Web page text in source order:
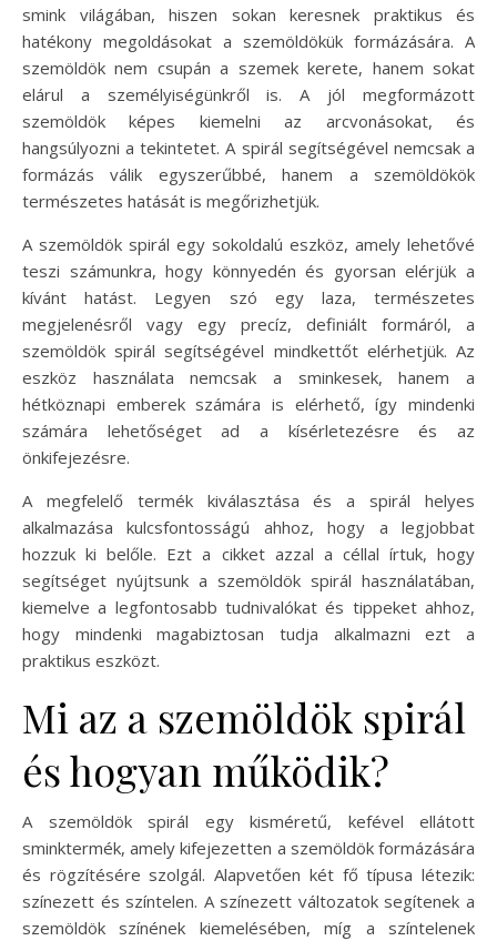
smink világában, hiszen sokan keresnek praktikus és
hatékony megoldásokat a szemöldökük formázására. A
szemöldök nem csupán a szemek kerete, hanem sokat
elárul a személyiségünkről is. A jól megformázott
szemöldök képes kiemelni az arcvonásokat, és
hangsúlyozni a tekintetet. A spirál segítségével nemcsak a
formázás válik egyszerűbbé, hanem a szemöldökök
természetes hatását is megőrizhetjük.
A szemöldök spirál egy sokoldalú eszköz, amely lehetővé
teszi számunkra, hogy könnyedén és gyorsan elérjük a
kívánt hatást. Legyen szó egy laza, természetes
megjelenésről vagy egy precíz, definiált formáról, a
szemöldök spirál segítségével mindkettőt elérhetjük. Az
eszköz használata nemcsak a sminkesek, hanem a
hétköznapi emberek számára is elérhető, így mindenki
számára lehetőséget ad a kísérletezésre és az
önkifejezésre.
A megfelelő termék kiválasztása és a spirál helyes
alkalmazása kulcsfontosságú ahhoz, hogy a legjobbat
hozzuk ki belőle. Ezt a cikket azzal a céllal írtuk, hogy
segítséget nyújtsunk a szemöldök spirál használatában,
kiemelve a legfontosabb tudnivalókat és tippeket ahhoz,
hogy mindenki magabiztosan tudja alkalmazni ezt a
praktikus eszközt.
Mi az a szemöldök spirál
és hogyan működik?
A szemöldök spirál egy kisméretű, kefével ellátott
sminktermék, amely kifejezetten a szemöldök formázására
és rögzítésére szolgál. Alapvetően két fő típusa létezik:
színezett és színtelen. A színezett változatok segítenek a
szemöldök színének kiemelésében, míg a színtelenek